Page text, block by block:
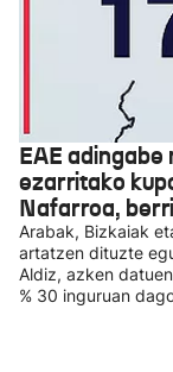
EAE
ezarritako
Nafarroa,
Arabak, Bizkaiak
artatzen dituzte
Aldiz, azken
% 30 inguruan